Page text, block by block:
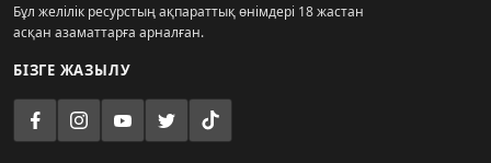
Бұл желілік ресурстың ақпараттық өнімдері 18 жастан
асқан азаматтарға арналған.
БІЗГЕ ЖАЗЫЛУ